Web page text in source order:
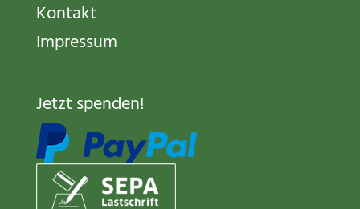
Kontakt
Impressum
Jetzt spenden!